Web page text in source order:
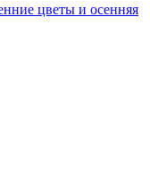
цветы и осенняя